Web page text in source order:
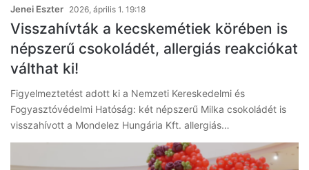
Jenei Eszter 2026, április 1. 19:18
Visszahívták a kecskemétiek körében is
népszerű csokoládét, allergiás reakciókat
válthat ki!
Figyelmeztetést adott ki a Nemzeti Kereskedelmi és
Fogyasztóvédelmi Hatóság: két népszerű Milka csokoládét is
visszahívott a Mondelez Hungária Kft. allergiás…